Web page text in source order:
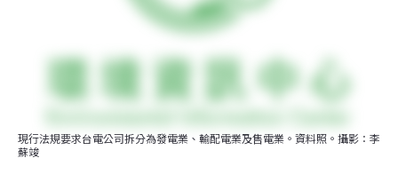
現行法規要求台電公司拆分為發電業、輸配電業及售電業。資料照。攝影：李
蘇竣